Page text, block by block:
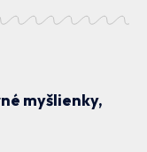
myšlienky,